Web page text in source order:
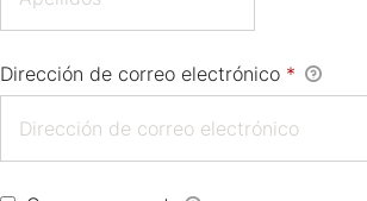
Dirección de correo electrónico *